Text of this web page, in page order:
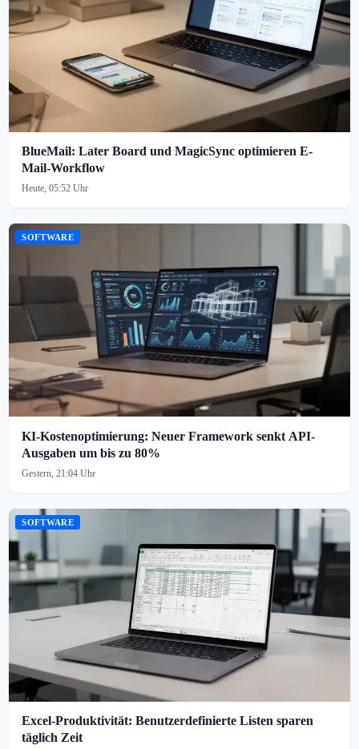
BlueMail: Later Board und MagicSync optimieren E-
Mail-Workflow
Heute, 05:52 Uhr
SOFTWARE
KI-Kostenoptimierung: Neuer Framework senkt API-
Ausgaben um bis zu 80%
Gestern, 21:04 Uhr
SOFTWARE
Excel-Produktivität: Benutzerdefinierte Listen sparen
täglich Zeit